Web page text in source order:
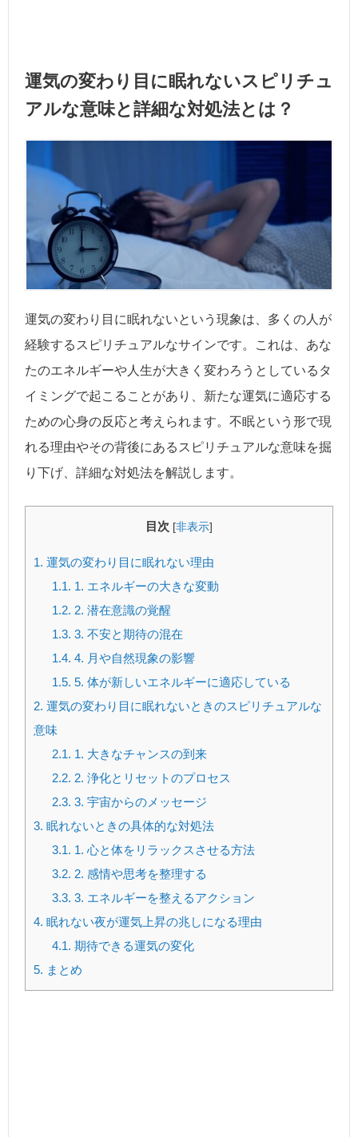
運気の変わり目に眠れないスピリチュ
アルな意味と詳細な対処法とは？
運気の変わり目に眠れないという現象は、多くの人が
経験するスピリチュアルなサインです。これは、あな
たのエネルギーや人生が大きく変わろうとしているタ
イミングで起こることがあり、新たな運気に適応する
ための心身の反応と考えられます。不眠という形で現
れる理由やその背後にあるスピリチュアルな意味を掘
り下げ、詳細な対処法を解説します。
目次 [非表示]
1. 運気の変わり目に眠れない理由
1.1. 1. エネルギーの大きな変動
1.2. 2. 潜在意識の覚醒
1.3. 3. 不安と期待の混在
1.4. 4. 月や自然現象の影響
1.5. 5. 体が新しいエネルギーに適応している
2. 運気の変わり目に眠れないときのスピリチュアルな
意味
2.1. 1. 大きなチャンスの到来
2.2. 2. 浄化とリセットのプロセス
2.3. 3. 宇宙からのメッセージ
3. 眠れないときの具体的な対処法
3.1. 1. 心と体をリラックスさせる方法
3.2. 2. 感情や思考を整理する
3.3. 3. エネルギーを整えるアクション
4. 眠れない夜が運気上昇の兆しになる理由
4.1. 期待できる運気の変化
5. まとめ